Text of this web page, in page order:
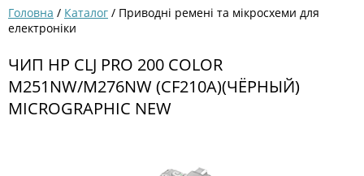
Головна / Каталог / Приводні ремені та мікросхеми для
електроніки
ЧИП HP CLJ PRO 200 COLOR
M251NW/M276NW (CF210A)(ЧЁРНЫЙ)
MICROGRAPHIC NEW